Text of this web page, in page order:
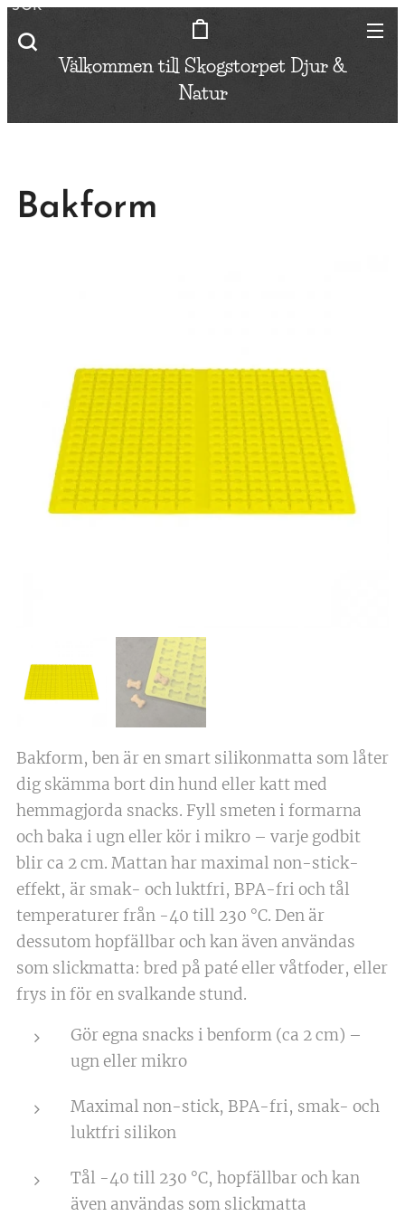
Välkommen till Skogstorpet Djur &
Natur
SÖK
Bakform
Bakform, ben är en smart silikonmatta som låter
dig skämma bort din hund eller katt med
hemmagjorda snacks. Fyll smeten i formarna
och baka i ugn eller kör i mikro – varje godbit
blir ca 2 cm. Mattan har maximal non-stick-
effekt, är smak- och luktfri, BPA-fri och tål
temperaturer från -40 till 230 °C. Den är
dessutom hopfällbar och kan även användas
som slickmatta: bred på paté eller våtfoder, eller
frys in för en svalkande stund.
Gör egna snacks i benform (ca 2 cm) –
ugn eller mikro
Maximal non-stick, BPA-fri, smak- och
luktfri silikon
Tål -40 till 230 °C, hopfällbar och kan
även användas som slickmatta